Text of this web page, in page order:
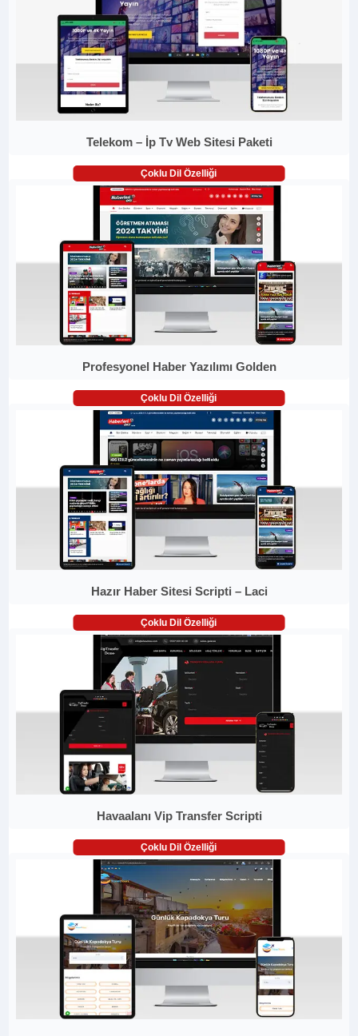
Telekom – İp Tv Web Sitesi Paketi
Çoklu Dil Özelliği
Profesyonel Haber Yazılımı Golden
Çoklu Dil Özelliği
Hazır Haber Sitesi Scripti – Laci
Çoklu Dil Özelliği
Havaalanı Vip Transfer Scripti
Çoklu Dil Özelliği